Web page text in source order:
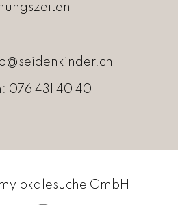
076 431 40 40
mylokalesuche GmbH